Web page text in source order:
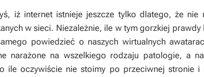
iż internet istnieje jeszcze tylko dlatego, że nie
w sieci. Niezależnie, ile w tym gorzkiej
powiedzieć o naszych wirtualnych
narażone na wszelkiego rodzaju patologie, a
ile oczywiście nie stoimy po przeciwnej stronie i